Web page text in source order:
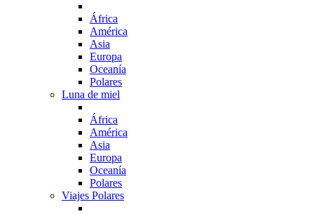
África
América
Asia
Europa
Oceanía
Polares
Luna de miel
África
América
Asia
Europa
Oceanía
Polares
Viajes Polares